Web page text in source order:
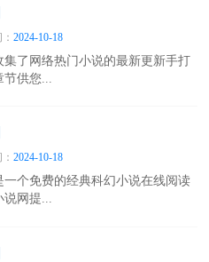
：2024-10-18
集了网络热门小说的最新更新手打
节供您...
：2024-10-18
一个免费的经典科幻小说在线阅读
说网提...